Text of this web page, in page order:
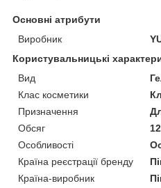
Основні атрибути
Виробник
Користувальницькі
Вид
Клас косметики
Призначення
Обсяг
12
Особливості
Країна реєстрації бренду
Країна-виробник